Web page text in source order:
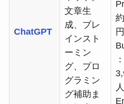
ChatGPT
文章生
成、ブレ
インスト
ーミン
グ、プロ
グラミン
グ補助ま
人